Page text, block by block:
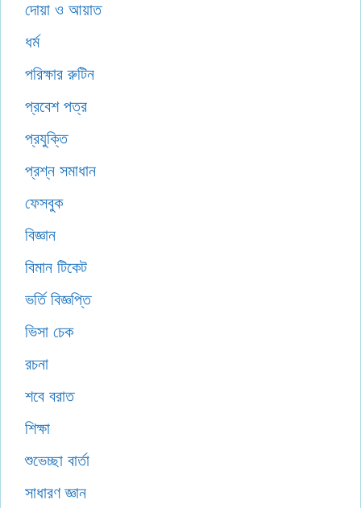
দোয়া ও আয়াত
ধর্ম
পরিক্ষার রুটিন
প্রবেশ পত্র
প্রযুক্তি
প্রশ্ন সমাধান
ফেসবুক
বিজ্ঞান
বিমান টিকেট
ভর্তি বিজ্ঞপ্তি
ভিসা চেক
রচনা
শবে বরাত
শিক্ষা
শুভেচ্ছা বার্তা
সাধারণ জ্ঞান